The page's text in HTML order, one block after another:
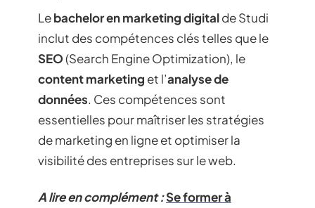
Lebachelor en marketing digitalde Studi
inclut des compétences clés telles que le
SEO(Search Engine Optimization), le
content marketing et l’analyse de
données. Ces compétences sont
essentielles pour maîtriser les stratégies
de marketing en ligne et optimiser la
visibilité des entreprises sur le web.
A lire en complément :Se former à